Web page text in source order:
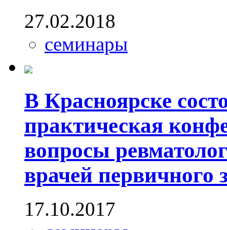
27.02.2018
семинары
В Красноярске
практическая
вопросы
врачей первичного
17.10.2017